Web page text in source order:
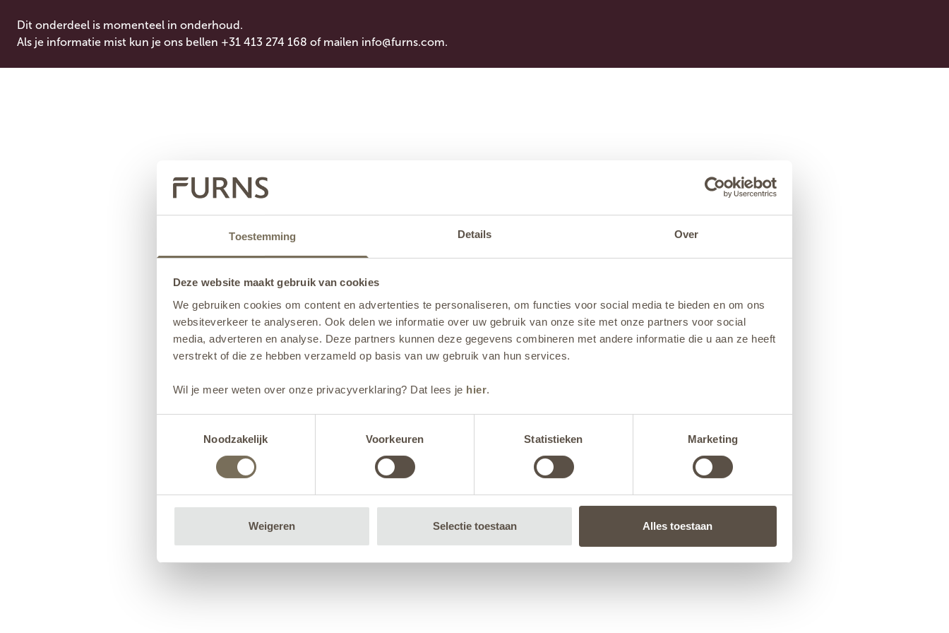
Toestemming Details Over
Deze website maakt gebruik van cookies
We gebruiken cookies om content en advertenties te personaliseren, om functies voor social media te bieden en om ons
websiteverkeer te analyseren. Ook delen we informatie over uw gebruik van onze site met onze partners voor social
media, adverteren en analyse. Deze partners kunnen deze gegevens combineren met andere informatie die u aan ze heeft
verstrekt of die ze hebben verzameld op basis van uw gebruik van hun services.
Wil je meer weten over onze privacyverklaring? Dat lees je hier.
Noodzakelijk
Voorkeuren Statistieken Marketing
Weigeren Selectie toestaan Alles toestaan
Dit onderdeel is momenteel in onderhoud.
Als je informatie mist kun je ons bellen +31 413 274 168 of mailen info@furns.com.